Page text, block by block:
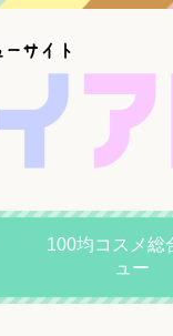
100均コスメ総
ュー